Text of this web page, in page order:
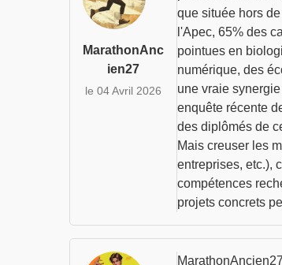
MarathonAnc
ien27
le 04 Avril 2026
que située hors
l'Apec, 65% des
pointues en
numérique, des
une vraie
enquête récente
des diplômés de
Mais creuser les
entreprises, etc.),
compétences
projets concrets